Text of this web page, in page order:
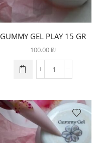
GUMMY GEL PLAY 15 GR
ירוק
100.00 ₪